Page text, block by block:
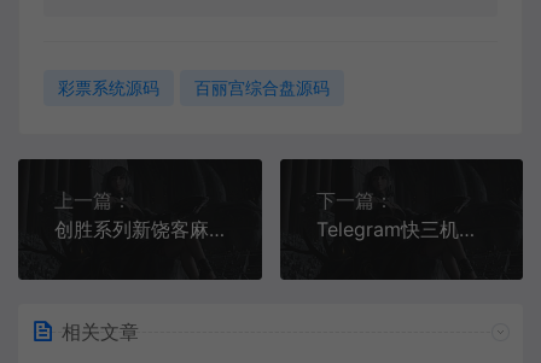
彩票系统源码 百丽宫综合盘源码
上一篇：
创胜系列新饶客麻将自家人玩法 生死猪挖底 亲友房圈卡棋牌组件下载
下一篇：
Telegram快三机器人完整源码（Node.js版）+ 后台管理系统下载
相关文章